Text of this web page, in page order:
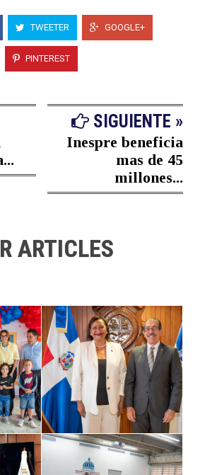
TWEETER GOOGLE+
PINTEREST
SIGUIENTE »
Inespre beneficia
mas de 45
millones...
ARTICLES